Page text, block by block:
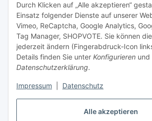
Alle akzeptieren
Durch Klicken auf „Alle akzeptieren“
Einsatz folgender Dienste auf unserer
Vimeo, ReCaptcha, Google Analytics,
Tag Manager, SHOPVOTE. Sie können
jederzeit ändern (Fingerabdruck-Icon
Details finden Sie unter Konfigurieren und
Datenschutzerklärung.
Impressum Datenschutz
Newsletter
Bitte senden Sie mir
Datenschutzerklärung
regelmäßig und
Informationen zu Ihrem
Newsletter Abonnieren